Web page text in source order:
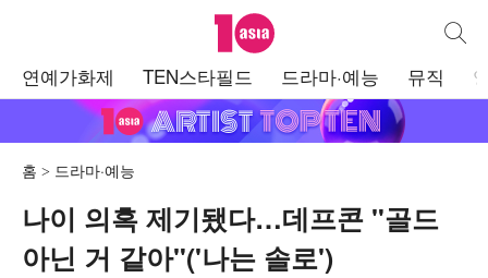
텐아시아 통합
연예가화제 TEN스타필드 드라마·예능 뮤직
홈 드라마·예능
나이 의혹 제기됐다…데프콘 "골드
아닌 거 같아"('나는 솔로')